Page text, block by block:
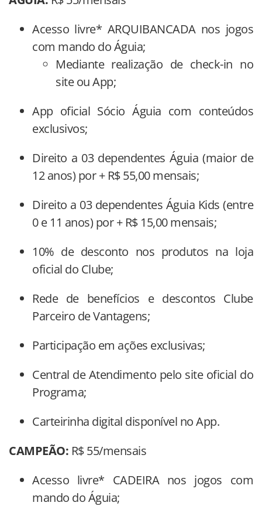
Acesso livre* ARQUIBANCADA nos jogos
com mando do Águia;
Mediante realização de check-in no
site ou App;
App oficial Sócio Águia com conteúdos
exclusivos;
Direito a 03 dependentes Águia (maior de
12 anos) por + R$ 55,00 mensais;
Direito a 03 dependentes Águia Kids (entre
0 e 11 anos) por + R$ 15,00 mensais;
10% de desconto nos produtos na loja
oficial do Clube;
Rede de benefícios e descontos Clube
Parceiro de Vantagens;
Participação em ações exclusivas;
Central de Atendimento pelo site oficial do
Programa;
Carteirinha digital disponível no App.
CAMPEÃO: R$ 55/mensais
Acesso livre* CADEIRA nos jogos com
mando do Águia;